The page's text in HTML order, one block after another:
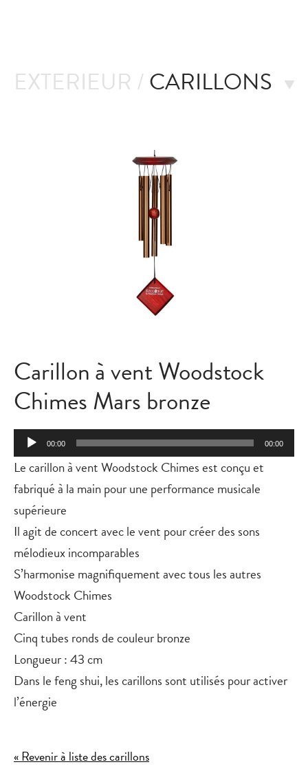
EXTERIEUR / CARILLONS
Carillon à vent Woodstock
Chimes Mars bronze
Lecteur
audio
00:00 00:00
Le carillon à vent Woodstock Chimes est conçu et
fabriqué à la main pour une performance musicale
supérieure
Il agit de concert avec le vent pour créer des sons
mélodieux incomparables
S’harmonise magnifiquement avec tous les autres
Woodstock Chimes
Carillon à vent
Cinq tubes ronds de couleur bronze
Longueur : 43 cm
Dans le feng shui, les carillons sont utilisés pour activer
l’énergie
« Revenir à liste des carillons